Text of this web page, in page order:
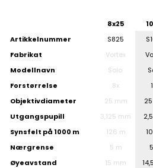
8x25
Artikkelnummer
S825
Fabrikat
Vortex
Modellnavn
Solo
Forstørrelse
8x
Objektivdiameter
25 mm
Utgangspupill
3,125 mm
Synsfelt på 1000 m
126 m
Nærgrense
5 m
Øyeavstand
15 mm